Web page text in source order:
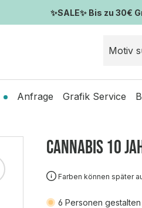
✨SALE✨ Bis zu 30€
Anfrage Grafik Service
CANNABIS 10
Farben können später
6 Personen